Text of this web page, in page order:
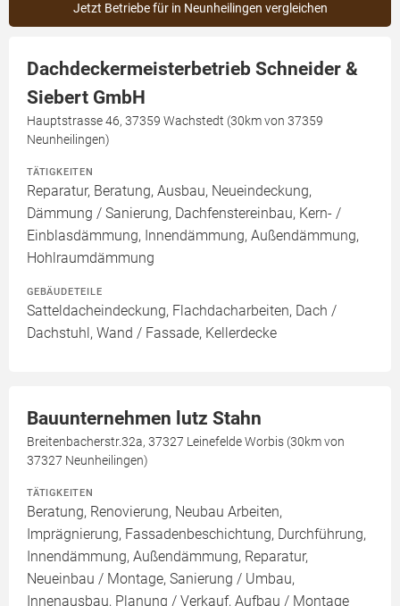
Jetzt Betriebe für in Neunheilingen vergleichen
Dachdeckermeisterbetrieb Schneider &
Siebert GmbH
Hauptstrasse 46, 37359 Wachstedt (30km von 37359
Neunheilingen)
TÄTIGKEITEN
Reparatur, Beratung, Ausbau, Neueindeckung,
Dämmung / Sanierung, Dachfenstereinbau, Kern- /
Einblasdämmung, Innendämmung, Außendämmung,
Hohlraumdämmung
GEBÄUDETEILE
Satteldacheindeckung, Flachdacharbeiten, Dach /
Dachstuhl, Wand / Fassade, Kellerdecke
Bauunternehmen lutz Stahn
Breitenbacherstr.32a, 37327 Leinefelde Worbis (30km von
37327 Neunheilingen)
TÄTIGKEITEN
Beratung, Renovierung, Neubau Arbeiten,
Imprägnierung, Fassadenbeschichtung, Durchführung,
Innendämmung, Außendämmung, Reparatur,
Neueinbau / Montage, Sanierung / Umbau,
Innenausbau, Planung / Verkauf, Aufbau / Montage